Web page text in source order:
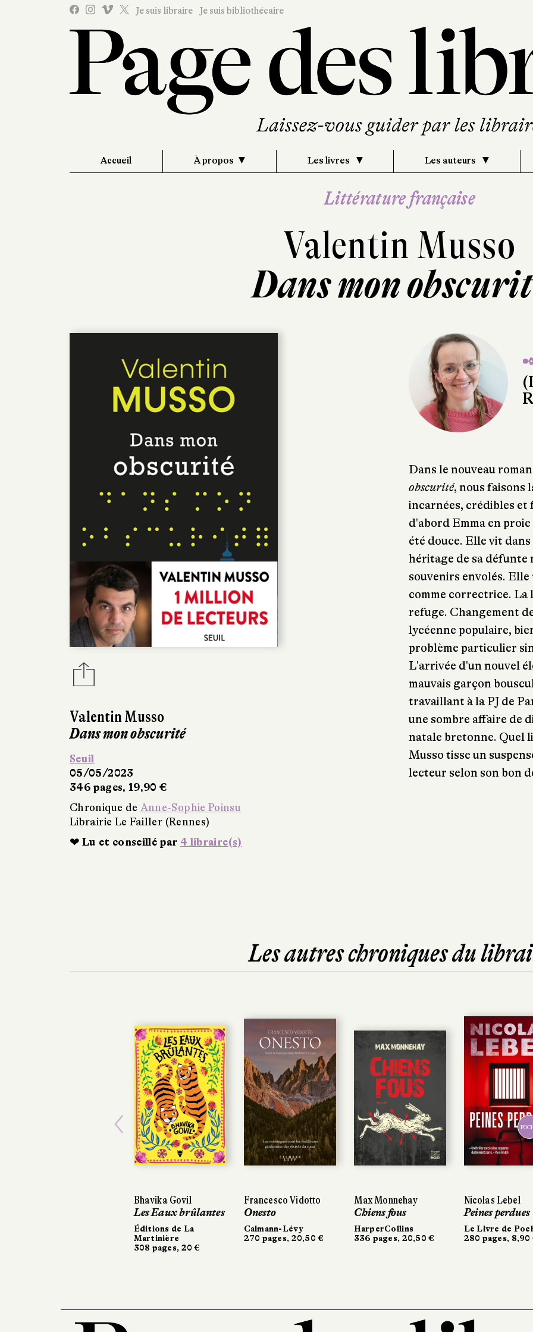
Je suis libraire Je suis bibliothécaire
Accueil À propos Les livres Les auteurs
Littérature française
Valentin Musso
Dans mon
Valentin Musso
Dans mon obscurité
Seuil
05/05/2023
346 pages, 19,90 €
Chronique de Anne-Sophie Poinsu
Librairie Le Failler (Rennes)
❤ Lu et conseillé par 4 libraire(s)
Dans le nouveau
obscurité, nous faisons
incarnées, crédibles
d'abord Emma en
été douce. Elle vit
héritage de sa défunte
souvenirs envolés.
comme correctrice. La
refuge. Changement
lycéenne populaire,
problème particulier
L'arrivée d'un nouvel
mauvais garçon
travaillant à la PJ de
une sombre affaire de
natale bretonne. Quel
Musso tisse un
lecteur selon son bon
Les autres chroniques du
Bhavika Govil
Les Eaux brûlantes
Éditions de La
Martinière
308 pages, 20 €
Francesco Vidotto
Onesto
Calmann-Lévy
270 pages, 20,50 €
Max Monnehay
Chiens fous
HarperCollins
336 pages, 20,50 €
Nicolas Lebel
Peines perdues
Le Livre de
280 pages, 8,90
Previous